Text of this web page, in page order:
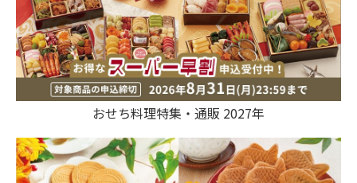
おせち料理特集・通販 2027年